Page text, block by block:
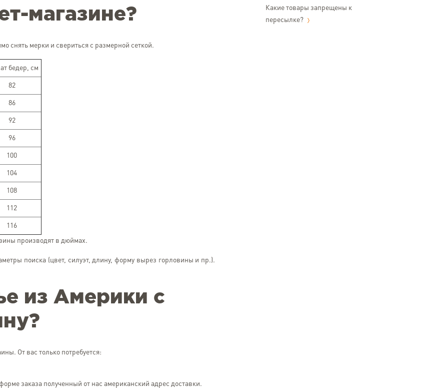
магазине?
снять мерки и свериться с размерной сеткой.
бедер, см
82
86
92
96
100
104
108
112
116
производят в дюймах.
поиска (цвет, силуэт, длину, форму вырез горловины и пр.).
из Америки с
От вас только потребуется:
заказа полученный от нас американский адрес доставки.
Какие товары запрещены к
пересылке?